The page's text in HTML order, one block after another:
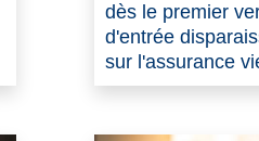
dès le premier
d'entrée
sur l'assurance